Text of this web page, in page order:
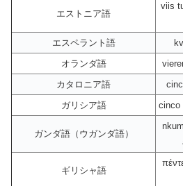
エストニア語
viis
エスペラント語
オランダ語
カタロニア語
ガリシア語
cinco
ガンダ語（ウガンダ語）
ギリシャ語